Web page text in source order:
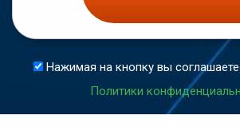
Нажимая на кнопку вы
Политики